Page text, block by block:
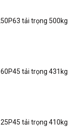
tải trọng 500kg
tải trọng 431kg
tải trọng 410kg